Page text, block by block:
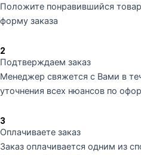
Положите понравившийся
форму заказа
2
Подтверждаем заказ
Менеджер свяжется с Вами в
уточнения всех нюансов по
3
Оплачиваете заказ
Заказ оплачивается одним из